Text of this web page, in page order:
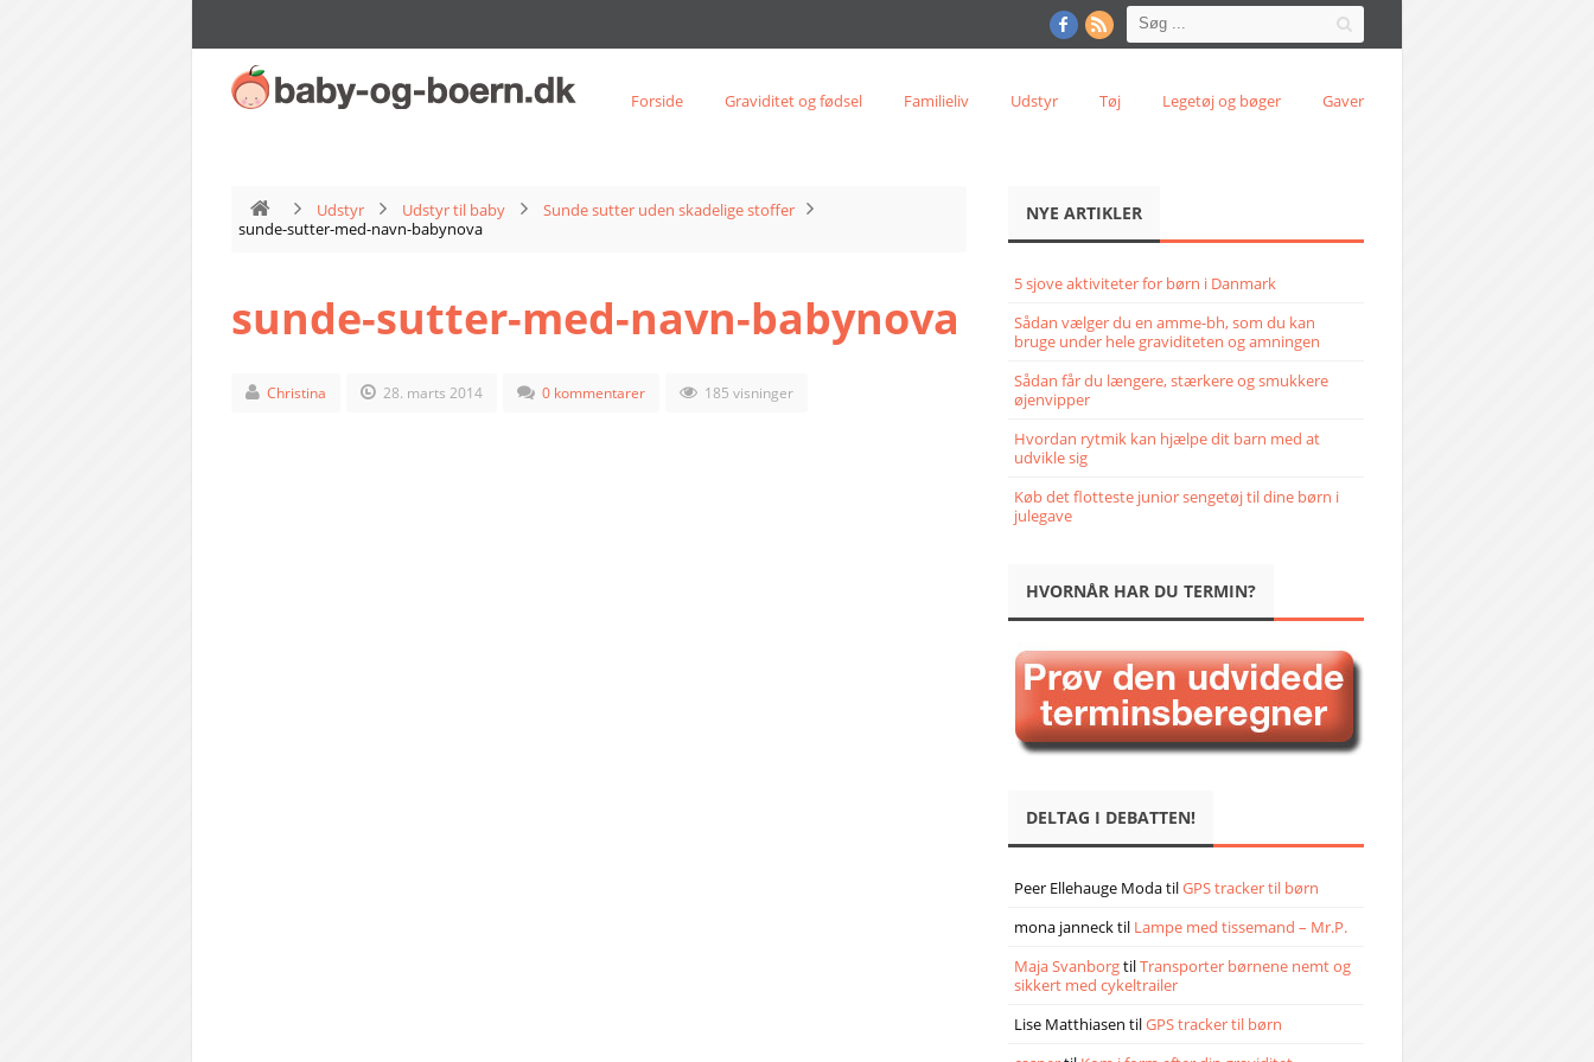
Forside Graviditet og fødsel Familieliv Udstyr Tøj Legetøj og bøger Gaver
Udstyr Udstyr til baby
Sunde sutter uden skadelige stoffer
sunde-sutter-med-navn-babynova
sunde-sutter-med-navn-babynova
Christina 28. marts 2014 0 kommentarer 185 visninger
NYE ARTIKLER
5 sjove aktiviteter for børn i Danmark
Sådan vælger du en amme-bh, som du kan
bruge under hele graviditeten og amningen
Sådan får du længere, stærkere og smukkere
øjenvipper
Hvordan rytmik kan hjælpe dit barn med at
udvikle sig
Køb det flotteste junior sengetøj til dine børn i
julegave
HVORNÅR HAR DU TERMIN?
DELTAG I DEBATTEN!
Peer Ellehauge ModatilGPS tracker til børn
mona jannecktil Lampe med tissemand – Mr.P.
Maja SvanborgtilTransporter børnene nemt og
sikkert med cykeltrailer
Lise Matthiasen tilGPS tracker til børn